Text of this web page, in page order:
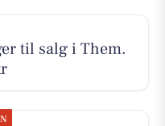
til salg i Them.